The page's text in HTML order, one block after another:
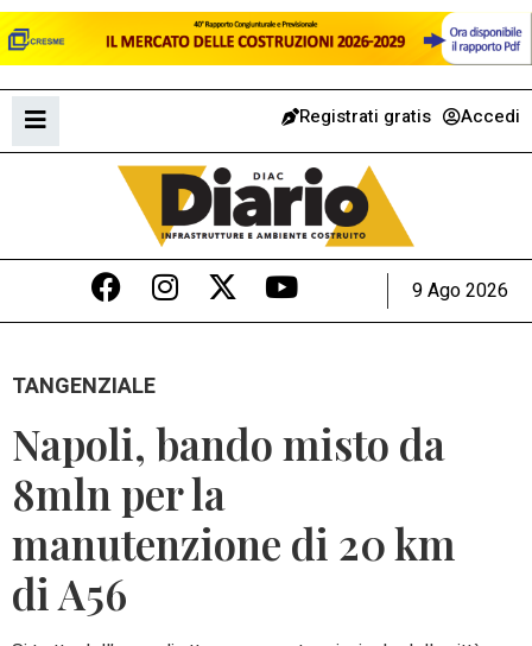
Registrati gratis Accedi
9 Ago 2026
TANGENZIALE
Napoli, bando misto da
8mln per la
manutenzione di 20 km
di A56